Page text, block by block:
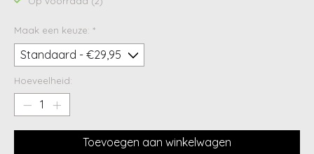
Maak een keuze: *
Hoeveelheid:
Toevoegen aan winkelwagen